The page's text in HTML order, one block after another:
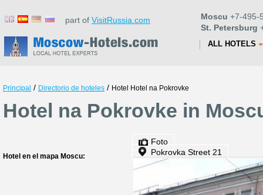
part of VisitRussia.com Moscu +7-495-
St. Petersburg
ALL HOTELS
Principal / Directorio de hoteles / Hotel Hotel na Pokrovke
Hotel na Pokrovke in
Hotel en el mapa Moscu:
Foto
Pokrovka Street 21